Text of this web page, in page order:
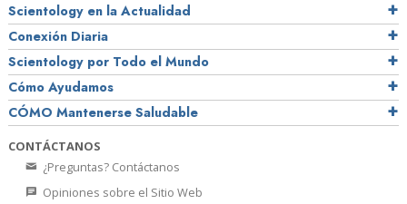
Scientology en la Actualidad
Conexión Diaria
Scientology por Todo el Mundo
Cómo Ayudamos
CÓMO Mantenerse Saludable
CONTÁCTANOS
¿Preguntas? Contáctanos
Opiniones sobre el Sitio Web